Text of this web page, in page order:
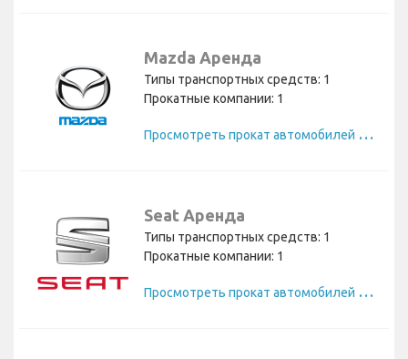
Mazda Аренда
Типы транспортных средств: 1
Прокатные компании: 1
П
росмотреть прокат автомобилей Mazda
Seat Аренда
Типы транспортных средств: 1
Прокатные компании: 1
П
росмотреть прокат автомобилей Seat